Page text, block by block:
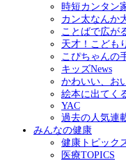
時短カンタン
カン太なんか
ことばで広が
天才！こども
こぴちゃんの
キッズNews
かわいい、お
絵本に出てく
YAC
過去の人気連
みんなの健康
健康トピック
医療TOPICS